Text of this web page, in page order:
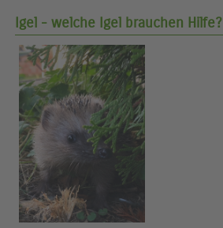
Igel - welche Igel brauchen Hilfe?